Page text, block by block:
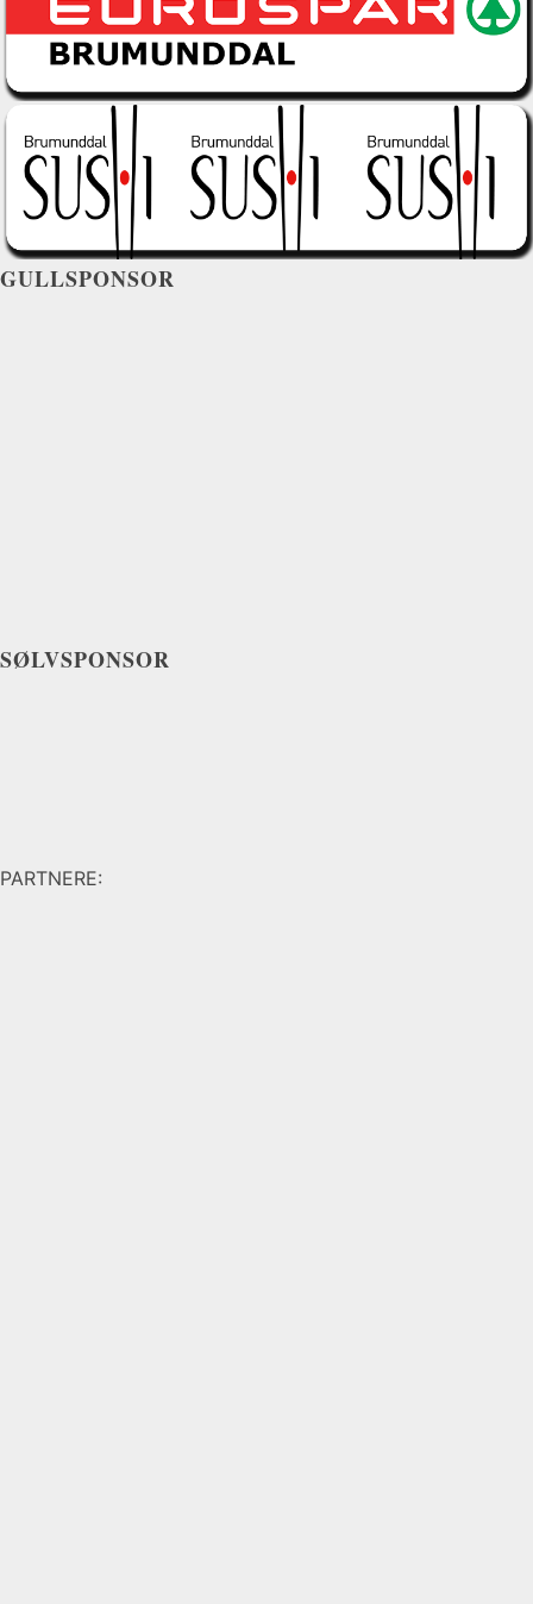
GULLSPONSOR
SØLVSPONSOR
PARTNERE: